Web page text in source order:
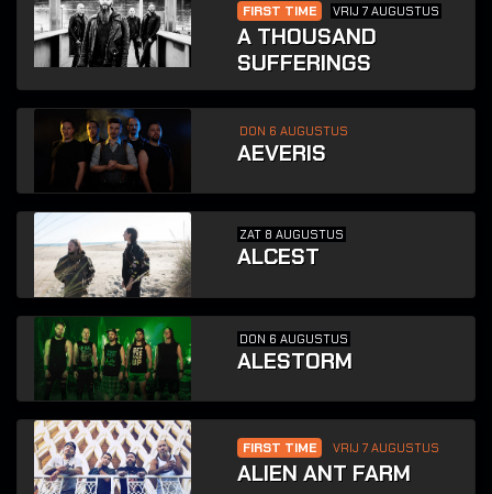
FIRST TIME VRIJ 7 AUGUSTUS
A THOUSAND
SUFFERINGS
DON 6 AUGUSTUS
AEVERIS
ZAT 8 AUGUSTUS
ALCEST
DON 6 AUGUSTUS
ALESTORM
FIRST TIME VRIJ 7 AUGUSTUS
ALIEN ANT FARM